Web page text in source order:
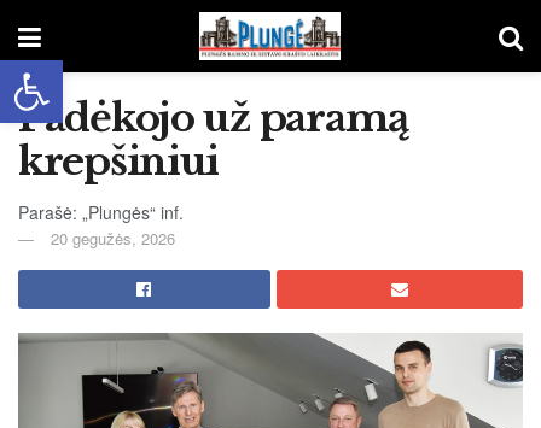
Open toolbar
Padėkojo už paramą
krepšiniui
Parašė: „Plungės“ inf.
20 gegužės, 2026